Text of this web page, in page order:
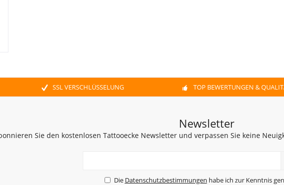
SSL VERSCHLÜSSELUNG TOP BEWERTUNGEN &
Newsletter
Sie den kostenlosen Tattooecke Newsletter und verpassen Sie keine
Die Datenschutzbestimmungen habe ich zur Kenntnis